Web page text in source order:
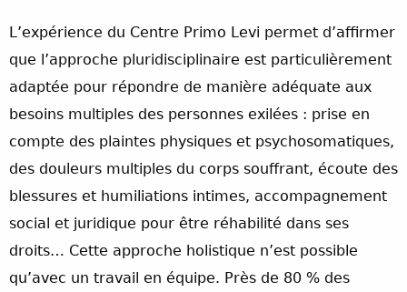
L’expérience du Centre Primo Levi permet d’affirmer
que l’approche pluridisciplinaire est particulièrement
adaptée pour répondre de manière adéquate aux
besoins multiples des personnes exilées : prise en
compte des plaintes physiques et psychosomatiques,
des douleurs multiples du corps souffrant, écoute des
blessures et humiliations intimes, accompagnement
social et juridique pour être réhabilité dans ses
droits… Cette approche holistique n’est possible
qu’avec un travail en équipe. Près de 80 % des